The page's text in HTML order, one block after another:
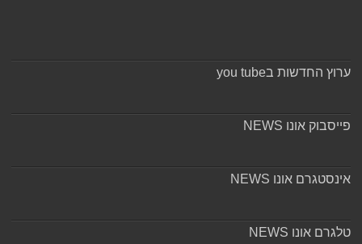
ערוץ החדשות בyou tube
פייסבוק אונו NEWS
אינסטגרם אונו NEWS
טלגרם אונו NEWS